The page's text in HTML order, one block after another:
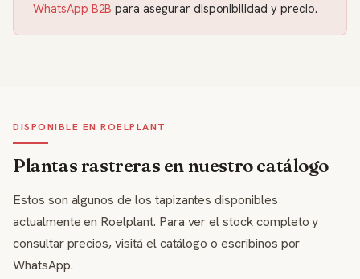
WhatsApp B2B para asegurar disponibilidad y precio.
DISPONIBLE EN ROELPLANT
Plantas rastreras en nuestro catálogo
Estos son algunos de los tapizantes disponibles
actualmente en Roelplant. Para ver el stock completo y
consultar precios, visitá el catálogo o escribinos por
WhatsApp.